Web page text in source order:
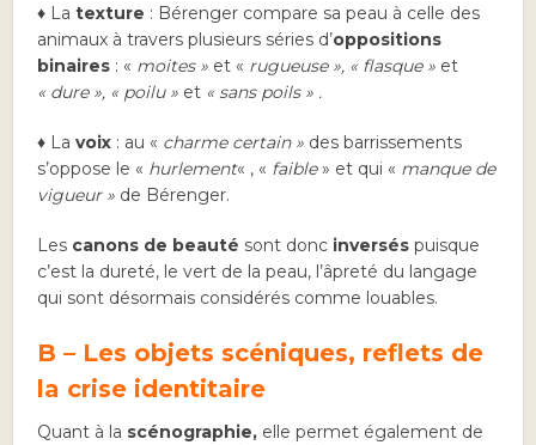
♦ Latexture : Bérenger compare sa peau à celle des
animaux à travers plusieurs séries d’oppositions
binaires : « moites » et « rugueuse », « flasque » et
« dure », « poilu » et « sans poils » .
♦ Lavoix : au « charme certain » des barrissements
s’oppose le « hurlement« , « faible» et qui « manque de
vigueur » de Bérenger.
Les canons de beauté sont donc inversés puisque
c’est la dureté, le vert de la peau, l’âpreté du langage
qui sont désormais considérés comme louables.
B – Les objets scéniques, reflets de
la crise identitaire
Quant à la scénographie, elle permet également de